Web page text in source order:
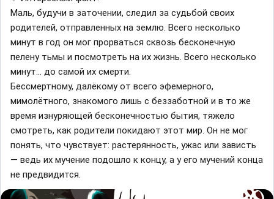
Маль, будучи в заточении, следил за судьбой своих
родителей, отправленных на землю. Всего несколько
минут в год он мог прорваться сквозь бесконечную
пелену тьмы и посмотреть на их жизнь. Всего несколько
минут… до самой их смерти.
Бессмертному, далёкому от всего эфемерного,
мимолётного, знакомого лишь с беззаботной и в то же
время изнуряющей бесконечностью бытия, тяжело
смотреть, как родители покидают этот мир. Он не мог
понять, что чувствует: растерянность, ужас или зависть
— ведь их мучение подошло к концу, а у его мучений конца
не предвидится.